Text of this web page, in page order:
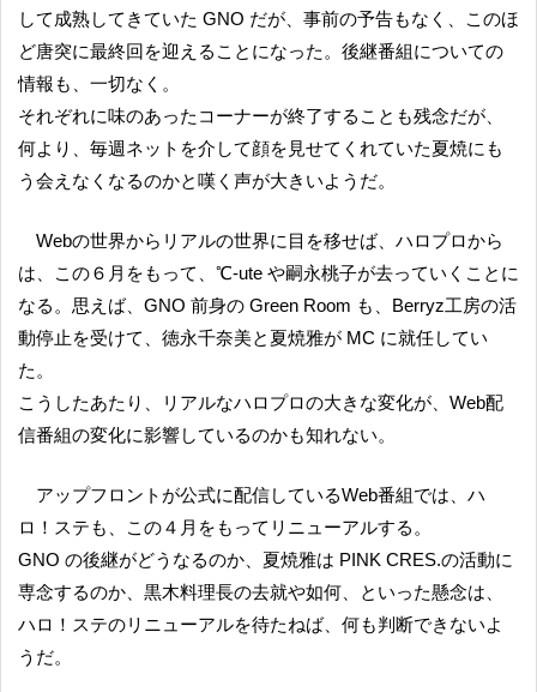
して成熟してきていた GNO だが、事前の予告もなく、このほ
ど唐突に最終回を迎えることになった。後継番組についての
情報も、一切なく。
それぞれに味のあったコーナーが終了することも残念だが、
何より、毎週ネットを介して顔を見せてくれていた夏焼にも
う会えなくなるのかと嘆く声が大きいようだ。
Webの世界からリアルの世界に目を移せば、ハロプロから
は、この６月をもって、℃-ute や嗣永桃子が去っていくことに
なる。思えば、GNO 前身の Green Room も、Berryz工房の活
動停止を受けて、徳永千奈美と夏焼雅が MC に就任してい
た。
こうしたあたり、リアルなハロプロの大きな変化が、Web配
信番組の変化に影響しているのかも知れない。
アップフロントが公式に配信しているWeb番組では、ハ
ロ！ステも、この４月をもってリニューアルする。
GNO の後継がどうなるのか、夏焼雅は PINK CRES.の活動に
専念するのか、黒木料理長の去就や如何、といった懸念は、
ハロ！ステのリニューアルを待たねば、何も判断できないよ
うだ。